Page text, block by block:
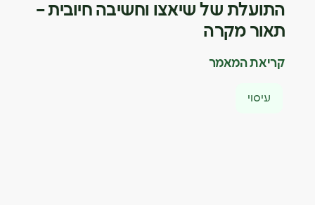
התועלת של שיאצו וחשיבה חיובית –
תאור מקרה
קריאת המאמר
עיסוי